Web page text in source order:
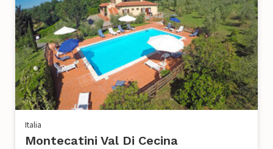
Italia
Montecatini Val Di Cecina